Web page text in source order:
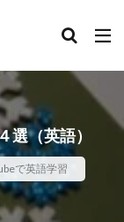
選（英語）
で英語学習